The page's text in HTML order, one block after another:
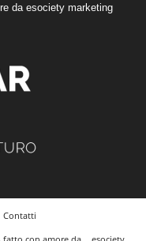
da esociety marketing
Contatti